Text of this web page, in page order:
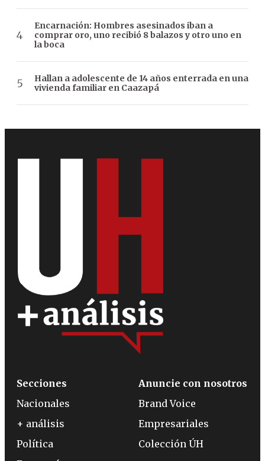
Encarnación: Hombres asesinados iban a
comprar oro, uno recibió 8 balazos y otro uno en
la boca
Hallan a adolescente de 14 años enterrada en una
vivienda familiar en Caazapá
Secciones
Nacionales
+ análisis
Política
Anuncie con nosotros
Brand Voice
Empresariales
Colección ÚH